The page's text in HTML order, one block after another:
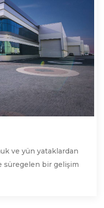
ve yün yataklardan
süregelen bir gelişim